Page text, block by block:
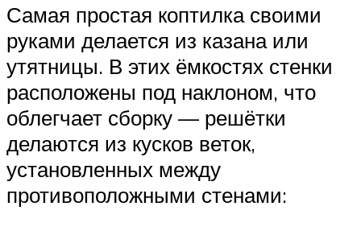
Самая простая коптилка своими
руками делается из казана или
утятницы. В этих ёмкостях стенки
расположены под наклоном, что
облегчает сборку — решётки
делаются из кусков веток,
установленных между
противоположными стенами: